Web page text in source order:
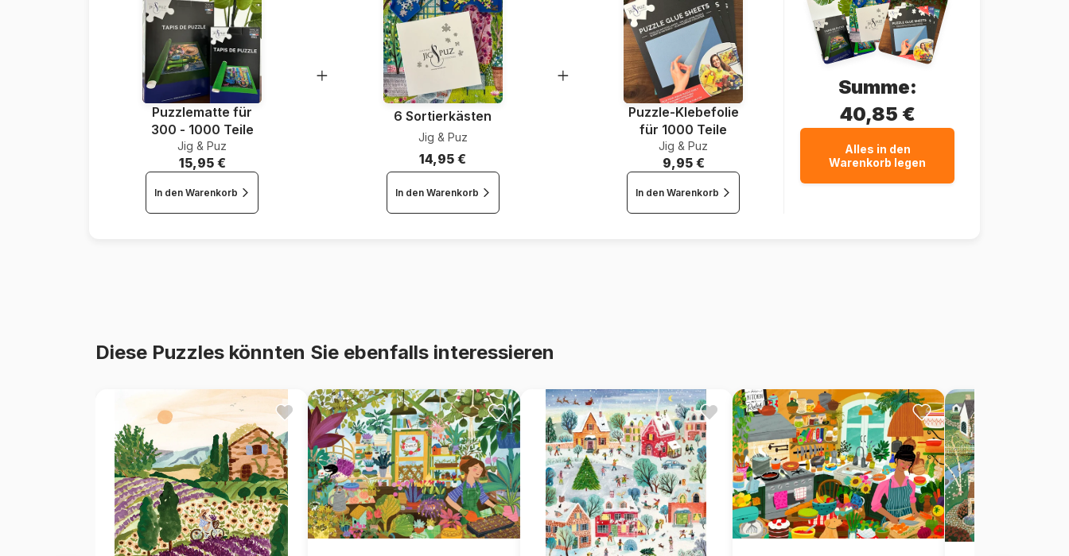
Puzzlekarton
Puzzlematte für
300 - 1000 Teile
Jig & Puz
15,95 €
In den Warenkorb
6 Sortierkästen
Jig & Puz
14,95 €
In den Warenkorb
Puzzle-Klebefolie
für 1000 Teile
Jig & Puz
9,95 €
In den Warenkorb
Summe:
40,85 €
Alles in den
Warenkorb legen
Diese Puzzles könnten Sie ebenfalls interessieren